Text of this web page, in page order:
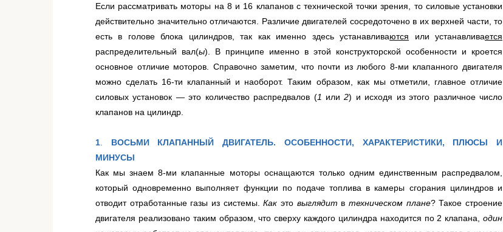
Если рассматривать моторы на 8 и 16 клапанов с технической точки зрения, то силовые установки
действительно значительно отличаются. Различие двигателей сосредоточено в их верхней части, то
есть в голове блока цилиндров, так как именно здесь устанавливаются или устанавливается
распределительный вал(ы). В принципе именно в этой конструкторской особенности и кроется
основное отличие моторов. Справочно заметим, что почти из любого 8-ми клапанного двигателя
можно сделать 16-ти клапанный и наоборот. Таким образом, как мы отметили, главное отличие
силовых установок — это количество распредвалов (1 или2) и исходя из этого различное число
клапанов на цилиндр.
1
ВОСЬМИ КЛАПАННЫЙ ДВИГАТЕЛЬ. ОСОБЕННОСТИ, ХАРАКТЕРИСТИКИ, ПЛЮСЫ И
МИНУСЫ
Как мы знаем 8-ми клапанные моторы оснащаются только одним единственным распредвалом,
который одновременно выполняет функции по подаче топлива в камеры сгорания цилиндров и
отводит отработанные газы из системы.Как это выглядит втехническом плане? Такое строение
двигателя реализовано таким образом, что сверху каждого цилиндра находится по 2 клапана, один